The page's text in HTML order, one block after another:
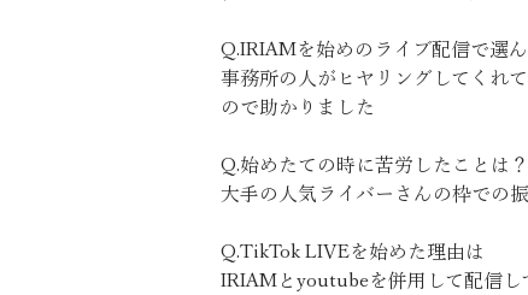
Q.IRIAMを始めのライブ配信で選
事務所の人がヒヤリングしてくれ
ので助かりました
Q.始めたての時に苦労したことは？
大手の人気ライバーさんの枠での
Q.TikTok LIVEを始めた理由は
IRIAMとyoutubeを併用して配信